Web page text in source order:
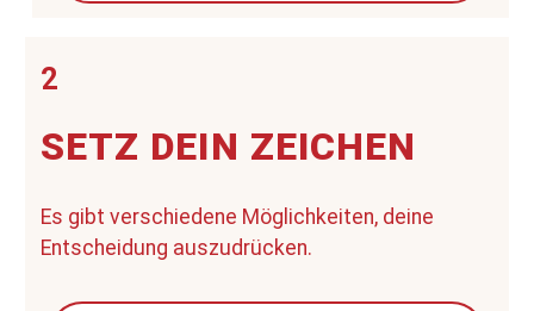
2
SETZ DEIN ZEICHEN
Es gibt verschiedene Möglichkeiten, deine
Entscheidung auszudrücken.